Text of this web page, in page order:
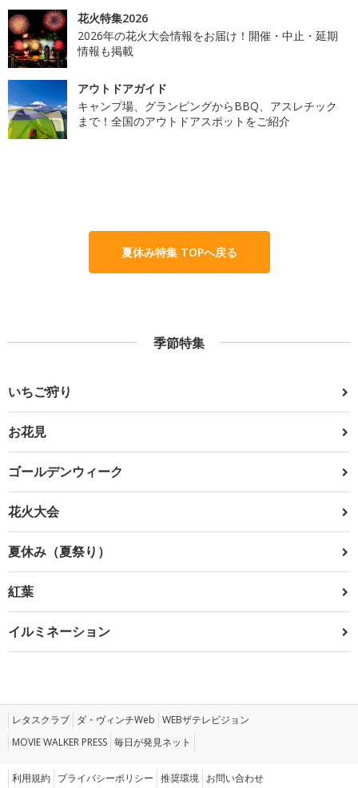
花火特集2026
2026年の花火大会情報をお届け！開催・中止・延期
情報も掲載
アウトドアガイド
キャンプ場、グランピングからBBQ、アスレチック
まで！全国のアウトドアスポットをご紹介
夏休み特集 TOPへ戻る
季節特集
いちご狩り
お花見
ゴールデンウィーク
花火大会
夏休み（夏祭り）
紅葉
イルミネーション
レタスクラブ ダ・ヴィンチWeb WEBザテレビジョン
MOVIE WALKER PRESS 毎日が発見ネット
利用規約 プライバシーポリシー 推奨環境 お問い合わせ